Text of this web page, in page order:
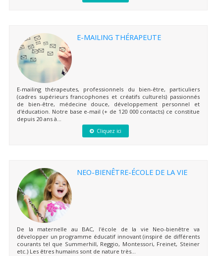
E-MAILING THÉRAPEUTE
E-mailing thérapeutes, professionnels du bien-être, particuliers
(cadres supérieurs francophones et créatifs culturels) passionnés
de bien-être, médecine douce, développement personnel et
d'éducation. Notre base e-mail (+ de 120 000 contacts) ce constitue
depuis 20 ans à...
Cliquez ici
NEO-BIENÊTRE-ÉCOLE DE LA VIE
De la maternelle au BAC, l'école de la vie Neo-bienêtre va
développer un programme éducatif innovant (inspiré de différents
courants tel que Summerhill, Reggio, Montessori, Freinet, Steiner
etc.) Les êtres humains sont de nature très...